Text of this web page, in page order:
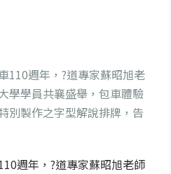
110週年，?道專家蘇昭旭老
學學員共襄盛舉，包車體驗
別製作之字型解說排牌，告
週年，?道專家蘇昭旭老師